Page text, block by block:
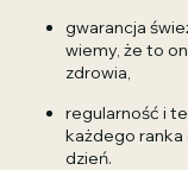
gwarancja
wiemy, że to
zdrowia,
regularność i
każdego ranka
dzień.